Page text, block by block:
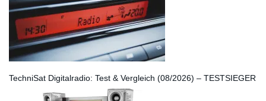
TechniSat Digitalradio: Test & Vergleich (08/2026) – TESTSIEGER